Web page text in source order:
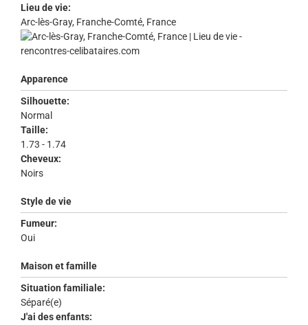
Lieu de vie:
Arc-lès-Gray, Franche-Comté, France
Apparence
Silhouette:
Normal
Taille:
1.73 - 1.74
Cheveux:
Noirs
Style de vie
Fumeur:
Oui
Maison et famille
Situation familiale:
Séparé(e)
J'ai des enfants: